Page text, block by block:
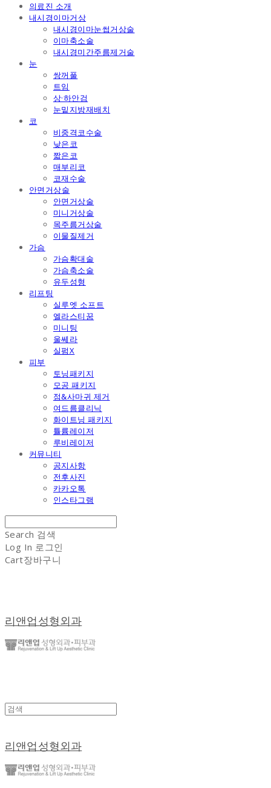
의료진 소개
내시경이마거상
내시경이마눈썹거상술
이마축소술
내시경미간주름제거술
눈
쌍꺼풀
트임
상·하안검
눈밑지방재배치
코
비중격코수술
낮은코
짧은코
매부리코
코재수술
안면거상술
안면거상술
미니거상술
목주름거상술
이물질제거
가슴
가슴확대술
가슴축소술
유두성형
리프팅
실루엣 소프트
엘라스티꿈
미니팅
울쎄라
실펌X
피부
토닝패키지
모공 패키지
점&사마귀 제거
여드름클리닉
화이트닝 패키지
튤륨레이저
루비레이저
커뮤니티
공지사항
전후사진
카카오톡
인스타그램
Search 검색
Log In 로그인
Cart장바구니
리앤업성형외과
리앤업성형외과